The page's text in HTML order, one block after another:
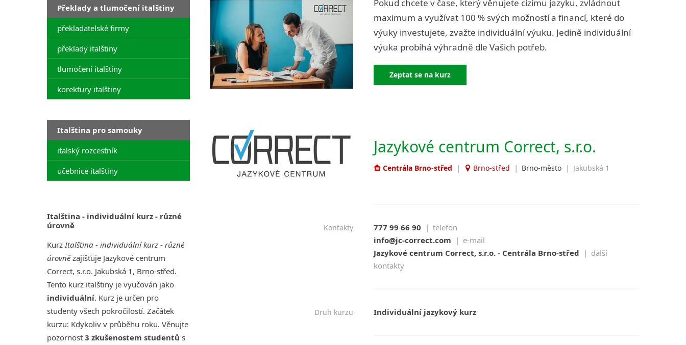
Překlady a tlumočení italštiny
překladatelské firmy
překlady italštiny
tlumočení italštiny
korektury italštiny
Italština pro samouky
italský rozcestník
učebnice italštiny
Italština - individuální kurz - různé
úrovně
KurzItalština - individuální kurz - různé
úrovnězajišťuje Jazykové centrum
Correct, s.r.o. Jakubská 1, Brno-střed.
Tento kurz italštiny je vyučován jako
individuální. Kurz je určen pro
studenty všech pokročilostí. Začátek
kurzu: Kdykoliv v průběhu roku. Věnujte
pozornost 3 zkušenostem studentů s
Pokud chcete v čase, který věnujete cizímu jazyku, zvládnout
maximum a využívat 100 % svých možností a financí, které do
výuky investujete, zvažte individuální výuku. Jedině individuální
výuka probíhá výhradně dle Vašich potřeb.
Zeptat se na kurz
Jazykové centrum Correct, s.r.o.
Centrála Brno-střed | Brno-střed | Brno-město | Jakubská 1
Kontakty 777 99 66 90 | telefon
info@jc-correct.com | e-mail
Jazykové centrum Correct, s.r.o. - Centrála Brno-střed | další
kontakty
Druh kurzu Individuální jazykový kurz